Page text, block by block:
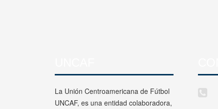
La Unión Centroamericana de Fútbol
UNCAF, es una entidad colaboradora,